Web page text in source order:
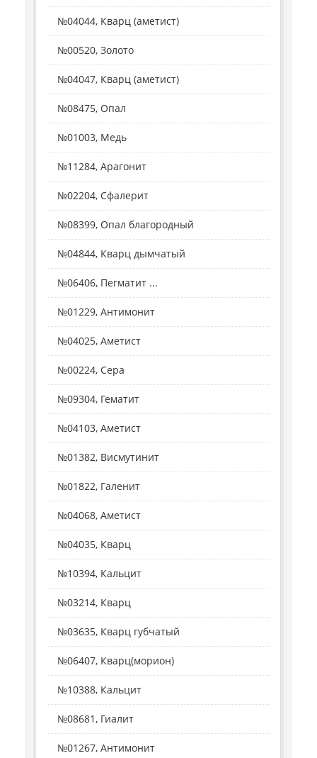
№04044, Кварц (аметист)
№00520, Золото
№04047, Кварц (аметист)
№08475, Опал
№01003, Медь
№11284, Арагонит
№02204, Сфалерит
№08399, Опал благородный
№04844, Кварц дымчатый
№06406, Пегматит ...
№01229, Антимонит
№04025, Аметист
№00224, Сера
№09304, Гематит
№04103, Аметист
№01382, Висмутинит
№01822, Галенит
№04068, Аметист
№04035, Кварц
№10394, Кальцит
№03214, Кварц
№03635, Кварц губчатый
№06407, Кварц(морион)
№10388, Кальцит
№08681, Гиалит
№01267, Антимонит